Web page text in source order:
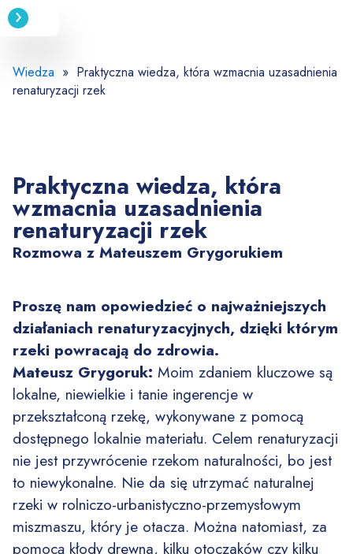
Przejdź
do
Wiedza » Praktyczna wiedza, która wzmacnia uzasadnienia
renaturyzacji rzek
Praktyczna wiedza, która
wzmacnia uzasadnienia
renaturyzacji rzek
Rozmowa z Mateuszem Grygorukiem
Proszę nam opowiedzieć o najważniejszych
działaniach renaturyzacyjnych, dzięki którym
rzeki powracają do zdrowia.
Mateusz Grygoruk: Moim zdaniem kluczowe są
lokalne, niewielkie i tanie ingerencje w
przekształconą rzekę, wykonywane z pomocą
dostępnego lokalnie materiału. Celem renaturyzacji
nie jest przywrócenie rzekom naturalności, bo jest
to niewykonalne. Nie da się utrzymać naturalnej
rzeki w rolniczo-urbanistyczno-przemysłowym
miszmaszu, który je otacza. Można natomiast, za
pomocą kłody drewna, kilku otoczaków czy kilku